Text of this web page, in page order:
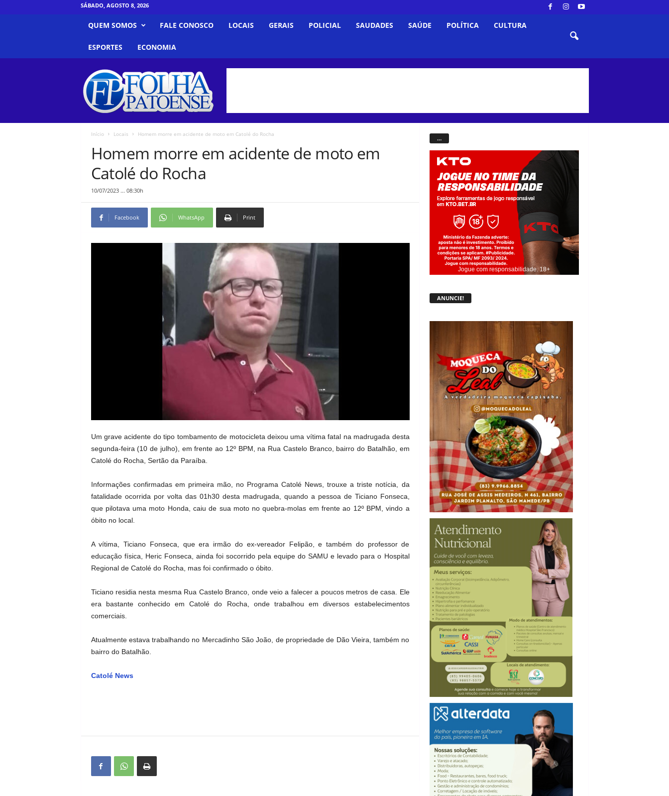
SÁBADO, AGOSTO 8, 2026
QUEM SOMOS FALE CONOSCO LOCAIS GERAIS POLICIAL SAUDADES SAÚDE POLÍTICA CULTURA
ESPORTES ECONOMIA
Início Locais Homem morre em acidente de moto em Catolé do Rocha
Homem morre em acidente de moto em
Catolé do Rocha
10/07/2023 ... 08:30h
Facebook WhatsApp Print
Um grave acidente do tipo tombamento de motocicleta deixou uma vítima fatal na madrugada desta
segunda-feira (10 de julho), em frente ao 12º BPM, na Rua Castelo Branco, bairro do Batalhão, em
Catolé do Rocha, Sertão da Paraíba.
Informações confirmadas em primeira mão, no Programa Catolé News, trouxe a triste notícia, da
fatalidade ocorrida por volta das 01h30 desta madrugada, quando a pessoa de Ticiano Fonseca,
que pilotava uma moto Honda, caiu de sua moto no quebra-molas em frente ao 12º BPM, vindo a
óbito no local.
A vítima, Ticiano Fonseca, que era irmão do ex-vereador Felipão, e também do professor de
educação física, Heric Fonseca, ainda foi socorrido pela equipe do SAMU e levado para o Hospital
Regional de Catolé do Rocha, mas foi confirmado o óbito.
Ticiano residia nesta mesma Rua Castelo Branco, onde veio a falecer a poucos metros de casa. Ele
era bastante conhecido em Catolé do Rocha, onde trabalhou em diversos estabelecimentos
comerciais.
Atualmente estava trabalhando no Mercadinho São João, de propriedade de Dão Vieira, também no
bairro do Batalhão.
Catolé News
…
Jogue com responsabilidade. 18+
ANUNCIE!